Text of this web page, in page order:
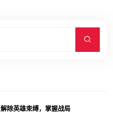
除英雄束缚，掌握战局